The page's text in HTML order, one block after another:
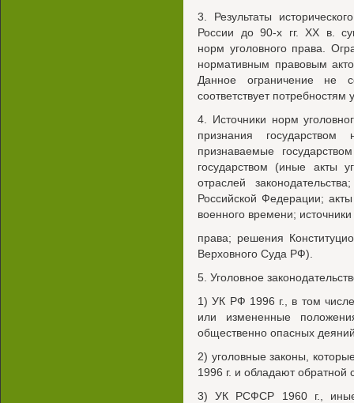
3. Результаты
России до 90-х гг. XX в.
норм уголовного права.
нормативным правовым
Данное ограничение не
соответствует потребностям
4. Источники норм
признания
признаваемые
государством (иные акты
отраслей
Российской Федерации;
военного времени;
права; решения
Верховного Суда РФ).
5. Уголовное
1) УК РФ 1996 г., в том
или измененные
общественно опасных
2) уголовные законы,
1996 г. и обладают обратной
3) УК РСФСР 1960 г., иные